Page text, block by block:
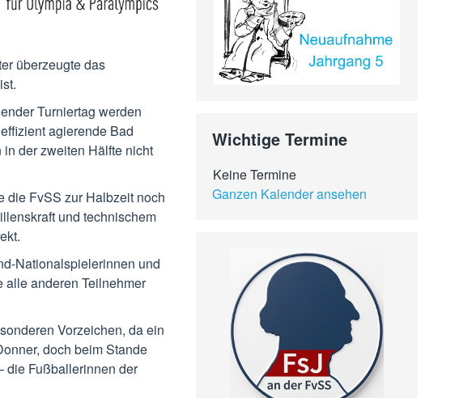
überzeugte das
Turniertag werden
agierende Bad
der zweiten Hälfte nicht
die FvSS zur Halbzeit noch
und technischem
Nationalspielerinnen und
anderen Teilnehmer
Vorzeichen, da ein
doch beim Stande
die Fußballerinnen der
Wichtige Termine
Keine Termine
Ganzen Kalender ansehen